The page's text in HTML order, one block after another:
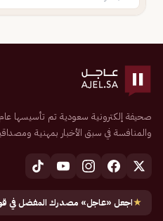
والمنافسة في سبق الأخبار بمهنية
★اجعل «عاجل» مصدرك المفضل في